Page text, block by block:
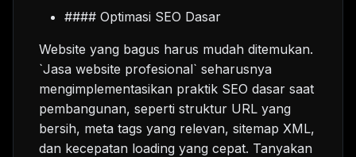
#### Optimasi SEO Dasar
Website yang bagus harus mudah ditemukan.
`Jasa website profesional` seharusnya
mengimplementasikan praktik SEO dasar saat
pembangunan, seperti struktur URL yang
bersih, meta tags yang relevan, sitemap XML,
dan kecepatan loading yang cepat. Tanyakan